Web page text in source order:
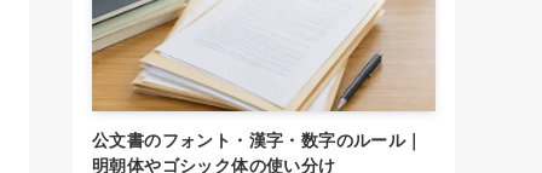
公文書のフォント・漢字・数字のルール｜
明朝体やゴシック体の使い分け